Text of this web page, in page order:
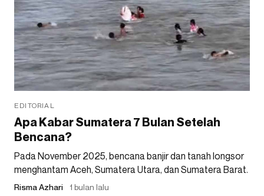
EDITORIAL
Apa Kabar Sumatera 7 Bulan Setelah
Bencana?
Pada November 2025, bencana banjir dan tanah longsor
menghantam Aceh, Sumatera Utara, dan Sumatera Barat.
Risma Azhari 1 bulan lalu